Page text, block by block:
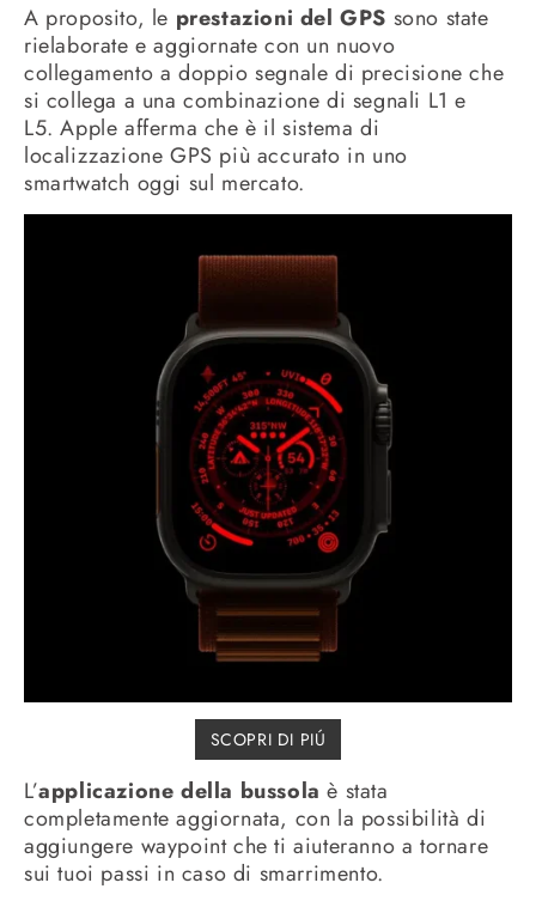
A proposito, le prestazioni del GPS sono state
rielaborate e aggiornate con un nuovo
collegamento a doppio segnale di precisione che
si collega a una combinazione di segnali L1 e
L5. Apple afferma che è il sistema di
localizzazione GPS più accurato in uno
smartwatch oggi sul mercato.
SCOPRI DI PIÚ
L’applicazione della bussola è stata
completamente aggiornata, con la possibilità di
aggiungere waypoint che ti aiuteranno a tornare
sui tuoi passi in caso di smarrimento.